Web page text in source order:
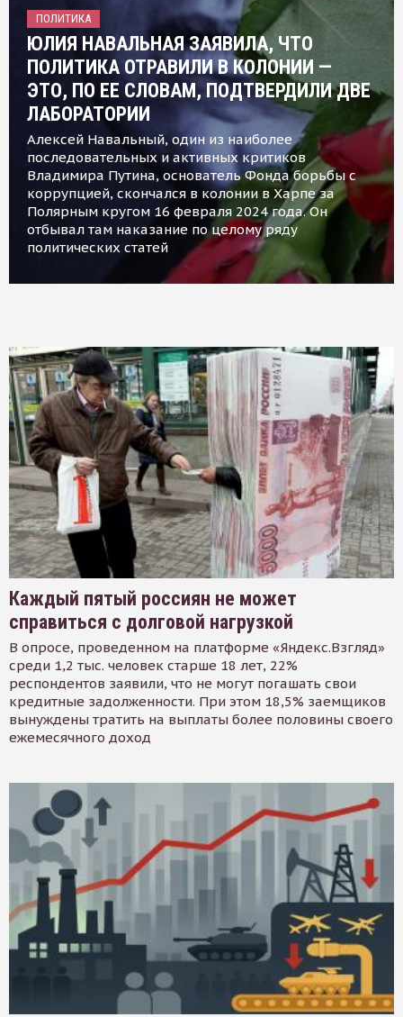
ПОЛИТИКА
ЮЛИЯ НАВАЛЬНАЯ ЗАЯВИЛА, ЧТО
ПОЛИТИКА ОТРАВИЛИ В КОЛОНИИ —
ЭТО, ПО ЕЕ СЛОВАМ, ПОДТВЕРДИЛИ ДВЕ
ЛАБОРАТОРИИ
Алексей Навальный, один из наиболее
последовательных и активных критиков
Владимира Путина, основатель Фонда борьбы с
коррупцией, скончался в колонии в Харпе за
Полярным кругом 16 февраля 2024 года. Он
отбывал там наказание по целому ряду
политических статей
Каждый пятый россиян не может
справиться с долговой нагрузкой
В опросе, проведенном на платформе «Яндекс.Взгляд»
среди 1,2 тыс. человек старше 18 лет, 22%
респондентов заявили, что не могут погашать свои
кредитные задолженности. При этом 18,5% заемщиков
вынуждены тратить на выплаты более половины своего
ежемесячного доход